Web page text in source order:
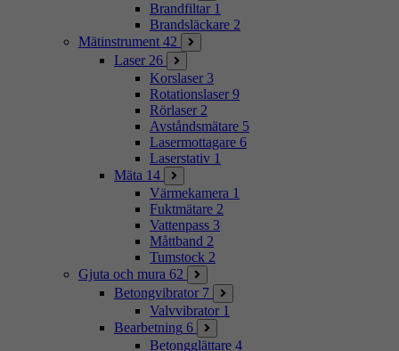
Brandfiltar 1
Brandsläckare 2
Mätinstrument 42
Laser 26
Korslaser 3
Rotationslaser 9
Rörlaser 2
Avståndsmätare 5
Lasermottagare 6
Laserstativ 1
Mäta 14
Värmekamera 1
Fuktmätare 2
Vattenpass 3
Måttband 2
Tumstock 2
Gjuta och mura 62
Betongvibrator 7
Valvvibrator 1
Bearbetning 6
Betongglättare 4